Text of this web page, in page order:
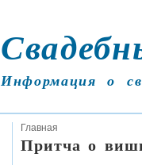
Информация о
Главная
Притча о